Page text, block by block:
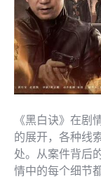
《黑白诀》在剧
的展开，各种线
处。从案件背后
情中的每个细节